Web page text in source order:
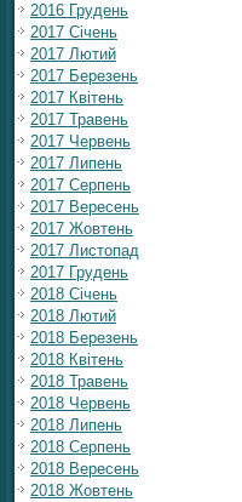
2016 Грудень
2017 Січень
2017 Лютий
2017 Березень
2017 Квітень
2017 Травень
2017 Червень
2017 Липень
2017 Серпень
2017 Вересень
2017 Жовтень
2017 Листопад
2017 Грудень
2018 Січень
2018 Лютий
2018 Березень
2018 Квітень
2018 Травень
2018 Червень
2018 Липень
2018 Серпень
2018 Вересень
2018 Жовтень